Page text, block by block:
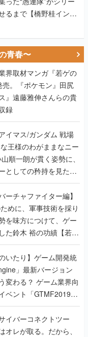
るまで【橋野桂インタ
青春〜
界取材マンガ『若ゲの
。『ポケモン』田尻
』遠藤雅伸さんらの貴
録
マス/ガンダム 戦場
王様のわがままなニー
順一朗が貫く姿勢に、
としての矜持を見た
回】
ーチャファイター編】
めに、軍事技術を採り
を味方につけて、ゲー
た鈴木 裕の功績【若ゲ
いたり】ゲーム開発統
」最新バージョン
変わる？ ゲーム業界向
ベント「GTMF2019」
を深めよう【PR】
イバーコネクトツー
オレが取る。だから、